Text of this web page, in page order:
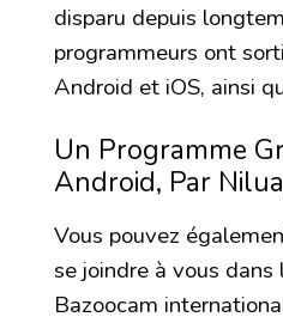
disparu depuis
programmeurs ont
Android et iOS, ainsi
Un Programme
Android, Par
Vous pouvez
se joindre à vous dans
Bazoocam